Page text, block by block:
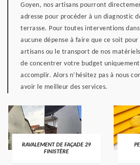
Goyen, nos artisans pourront
adresse pour procéder à un diagnostic
terrasse. Pour toutes interventions
aucune dépense à faire que ce soit
artisans ou le transport de nos
de concentrer votre budget
accomplir. Alors n’hésitez pas à nous
avoir le meilleur des services.
RAVALEMENT DE FAÇADE 29
FINISTÈRE